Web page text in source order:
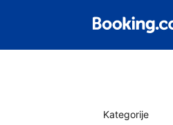
Kategorije